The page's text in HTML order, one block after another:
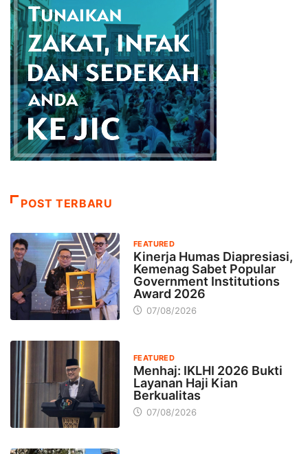
POST TERBARU
FEATURED
Kinerja Humas Diapresiasi,
Kemenag Sabet Popular
Government Institutions
Award 2026
07/08/2026
FEATURED
Menhaj: IKLHI 2026 Bukti
Layanan Haji Kian
Berkualitas
07/08/2026